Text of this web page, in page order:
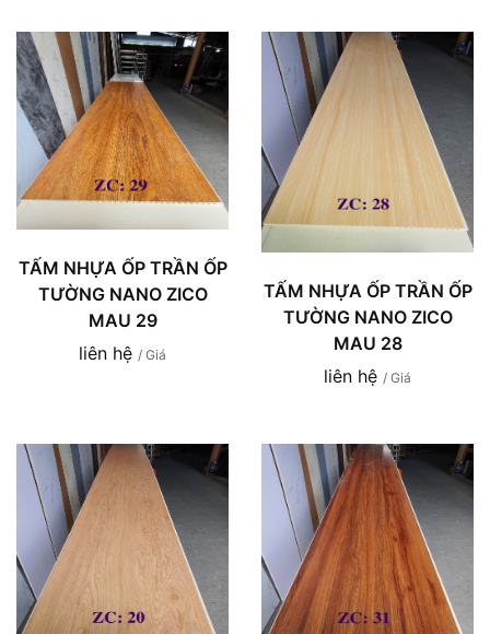
TẤM NHỰA ỐP TRẦN ỐP
TƯỜNG NANO ZICO
MAU 29
liên hệ / Giá
TẤM NHỰA ỐP TRẦN ỐP
TƯỜNG NANO ZICO
MAU 28
liên hệ / Giá